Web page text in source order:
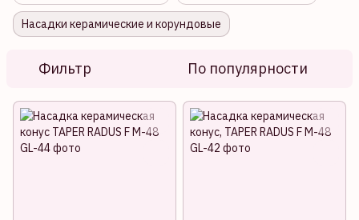
Насадки керамические и корундовые
Фильтр По популярности